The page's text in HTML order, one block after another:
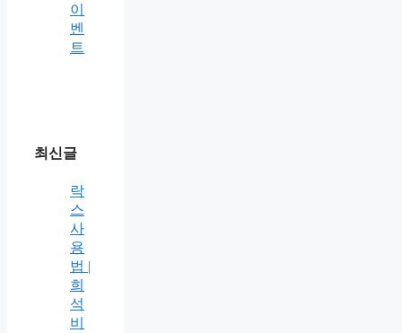
이
벤
트
최신글
락
스
사
용
법 |
희
석
비